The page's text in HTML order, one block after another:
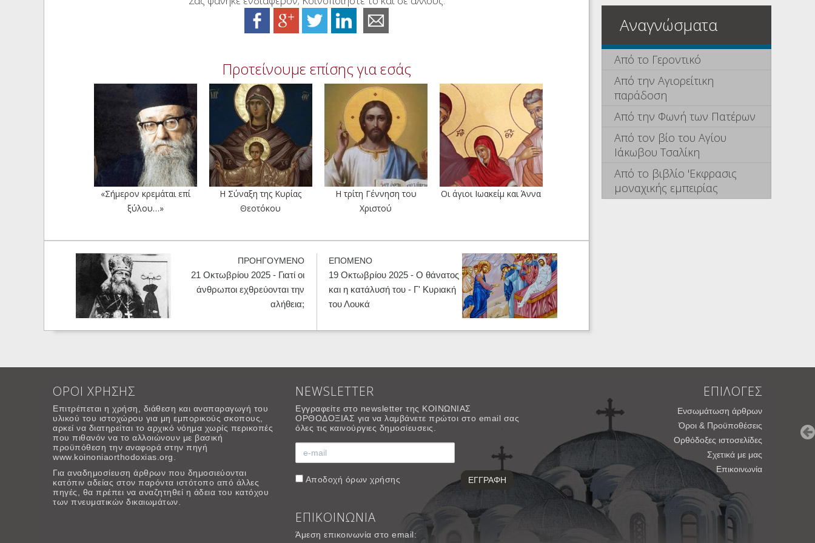
Προτείνουμε επίσης για εσάς
«Σήμερον κρεμάται επί
ξύλου…»
Η Σύναξη της Κυρίας
Θεοτόκου
Η τρίτη Γέννηση του
Χριστού
Οι άγιοι Ιωακείμ και Άννα
ΠΡΟΗΓΟΥΜΕΝΟ
21 Οκτωβρίου 2025 - Γιατί οι
άνθρωποι εχθρεύονται την
αλήθεια;
ΕΠΟΜΕΝΟ
19 Οκτωβρίου 2025 - Ο θάνατος
και η κατάλυσή του - Γ' Κυριακή
του Λουκά
Αναγνώσματα
Από το Γεροντικό
Από την Αγιορείτικη
παράδοση
Από την Φωνή των Πατέρων
Από τον βίο του Αγίου
Ιάκωβου Τσαλίκη
Από το βιβλίο 'Εκφρασις
μοναχικής εμπειρίας
ΟΡΟΙ ΧΡΗΣΗΣ
Επιτρέπεται η χρήση, διάθεση και αναπαραγωγή του
υλικού του ιστοχώρου για μη εμπορικούς σκοπους,
αρκεί να διατηρείται το αρχικό νόημα χωρίς περικοπές
που πιθανόν να το αλλοιώνουν με βασική
προϋπόθεση την αναφορά στην πηγή
www.koinoniaorthodoxias.org.
Για αναδημοσίευση άρθρων που δημοσιεύονται
κατόπιν αδείας στον παρόντα ιστότοπο από άλλες
πηγές, θα πρέπει να αναζητηθεί η άδεια του κατόχου
των πνευματικών δικαιωμάτων.
NEWSLETTER
Εγγραφείτε στο newsletter της ΚΟΙΝΩΝΙΑΣ
ΟΡΘΟΔΟΞΙΑΣ για να λαμβάνετε πρώτοι στο email σας
όλες τις καινούργιες δημοσίευσεις.
Αποδοχή όρων χρήσης
ΕΠΙΚΟΙΝΩΝΙΑ
Άμεση επικοινωνία στο email:
ΕΠΙΛΟΓΕΣ
Ενσωμάτωση άρθρων
Όροι & Προϋποθέσεις
Ορθόδοξες ιστοσελίδες
Σχετικά με μας
Επικοινωνία